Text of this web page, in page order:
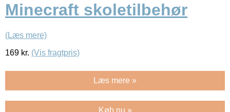
Minecraft skoletilbehør
(Læs mere)
169 kr. (Vis fragtpris)
Læs mere »
Køb nu »